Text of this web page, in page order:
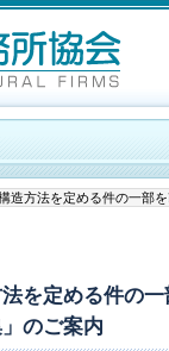
構造方法を定める件の一部
法を定める件の
のご案内